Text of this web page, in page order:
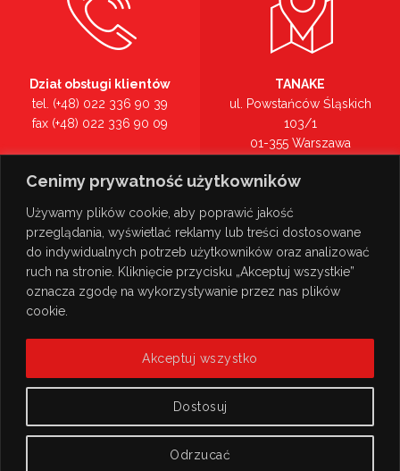
Cenimy prywatność użytkowników
Używamy plików cookie, aby poprawić jakość
przeglądania, wyświetlać reklamy lub treści dostosowane
do indywidualnych potrzeb użytkowników oraz analizować
ruch na stronie. Kliknięcie przycisku „Akceptuj wszystkie”
oznacza zgodę na wykorzystywanie przez nas plików
cookie.
Dostosuj
Odrzucać
Akceptuj wszystko
Dział obsługi klientów
tel. (+48) 022 336 90 39
fax (+48) 022 336 90 09
tel. (+48) 022 336 90 00
TANAKE
ul. Powstańców Śląskich
103/1
01-355 Warszawa
Zobacz na mapie >
© Copyright 2026TANAKE